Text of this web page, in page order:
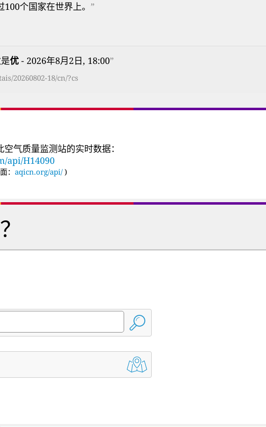
个国家在世界上。 ”
优- 2026年8月2日, 18:00”
20260802-18/cn/?cs
气质量监测站的实时数据：
api/H14090
： aqicn.org/api/ )